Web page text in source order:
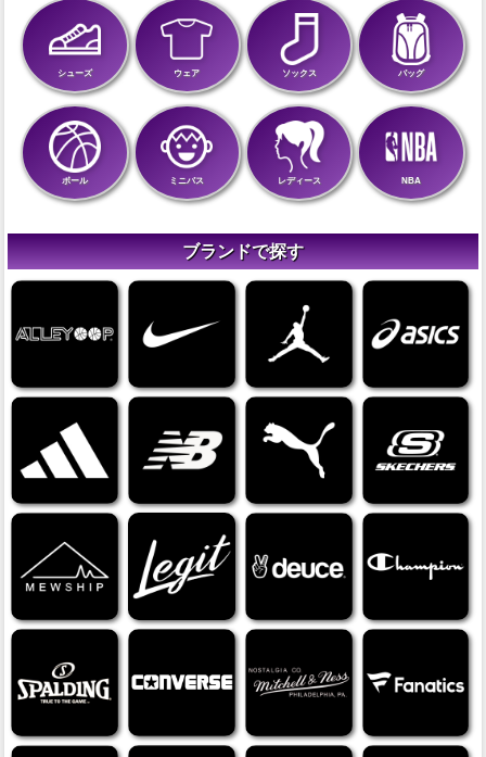
シューズ ウェア ソックス バッグ
ボール ミニバス レディース NBA
ブランドで探す